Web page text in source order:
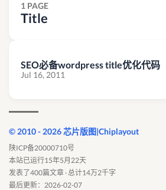
1 PAGE
Title
SEO必备wordpress title优化代码
Jul 16, 2011
© 2010 - 2026 芯片版图|Chiplayout
陕ICP备20000710号
本站已运行15年5月22天
发表了400篇文章 · 总计14万2千字
最后更新：2026-02-07